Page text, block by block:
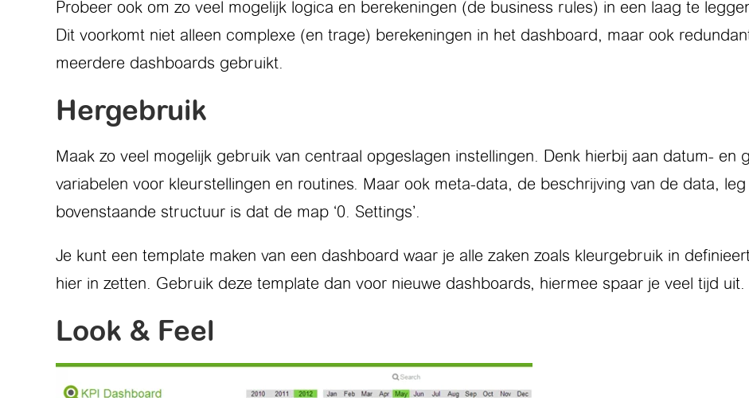
Probeer ook om zo veel mogelijk logica en berekeningen (de business rules) in een laag te
Dit voorkomt niet alleen complexe (en trage) berekeningen in het dashboard, maar ook
meerdere dashboards gebruikt.
Hergebruik
Maak zo veel mogelijk gebruik van centraal opgeslagen instellingen. Denk hierbij aan datum- en
variabelen voor kleurstellingen en routines. Maar ook meta-data, de beschrijving van de data,
bovenstaande structuur is dat de map ‘0. Settings’.
Je kunt een template maken van een dashboard waar je alle zaken zoals kleurgebruik in
hier in zetten. Gebruik deze template dan voor nieuwe dashboards, hiermee spaar je veel tijd uit.
Look & Feel